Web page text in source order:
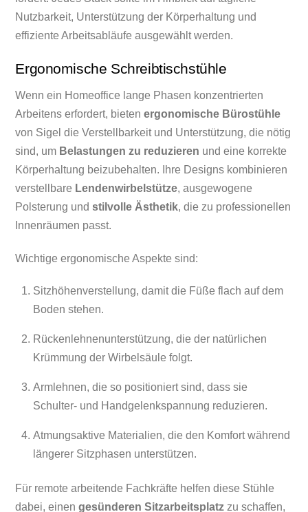
Nutzbarkeit, Unterstützung der Körperhaltung und
effiziente Arbeitsabläufe ausgewählt werden.
Ergonomische Schreibtischstühle
Wenn ein Homeoffice lange Phasen konzentrierten
Arbeitens erfordert, bietenergonomische Bürostühle
von Sigel die Verstellbarkeit und Unterstützung, die nötig
sind, um Belastungen zu reduzieren und eine korrekte
Körperhaltung beizubehalten. Ihre Designs kombinieren
verstellbare Lendenwirbelstütze, ausgewogene
Polsterung undstilvolle Ästhetik, die zu professionellen
Innenräumen passt.
Wichtige ergonomische Aspekte sind:
Sitzhöhenverstellung, damit die Füße flach auf dem
Boden stehen.
Rückenlehnenunterstützung, die der natürlichen
Krümmung der Wirbelsäule folgt.
Armlehnen, die so positioniert sind, dass sie
Schulter- und Handgelenkspannung reduzieren.
Atmungsaktive Materialien, die den Komfort während
längerer Sitzphasen unterstützen.
Für remote arbeitende Fachkräfte helfen diese Stühle
dabei, einengesünderen Sitzarbeitsplatz zu schaffen,